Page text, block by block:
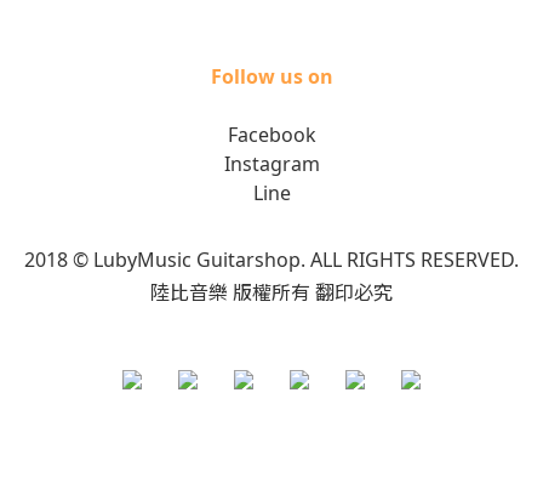
Follow us on
Facebook
Instagram
Line
2018 © LubyMusic Guitarshop. ALL RIGHTS RESERVED.
陸比音樂 版權所有 翻印必究